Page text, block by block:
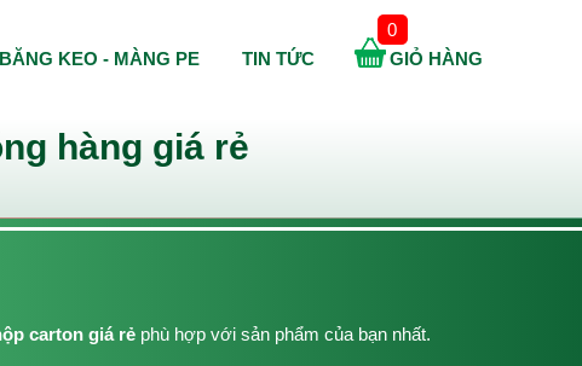
hàng giá rẻ
carton giá rẻ phù hợp với sản phẩm của bạn nhất.
BĂNG KEO - MÀNG PE TIN TỨC GIỎ HÀNG
0